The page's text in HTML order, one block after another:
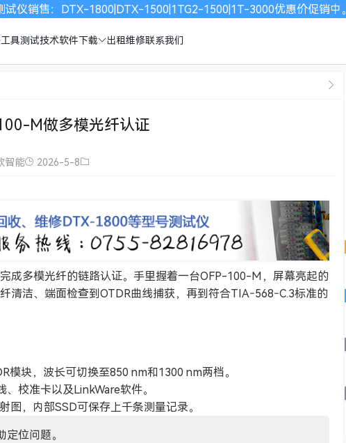
仪销售：DTX-1800|DTX-1500|1TG2-1500|1T-3000优惠价促销中。
具测试技术软件下载 出租维修联系我们
M做多模光纤认证
智能 2026-5-8
成多模光纤的链路认证。手里握着一台OFP-100-M，屏幕亮起的
清洁、端面检查到OTDR曲线捕获，再到符合TIA‑568‑C.3标准的
块，波长可切换至850 nm和1300 nm两档。
校准卡以及LinkWare软件。
图，内部SSD可保存上千条测量记录。
位问题。